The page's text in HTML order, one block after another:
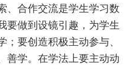
、合作交流是学生学习数
要做到设镜引趣，为学生
要创造积极主动参与、
善学。在学法上要主动动